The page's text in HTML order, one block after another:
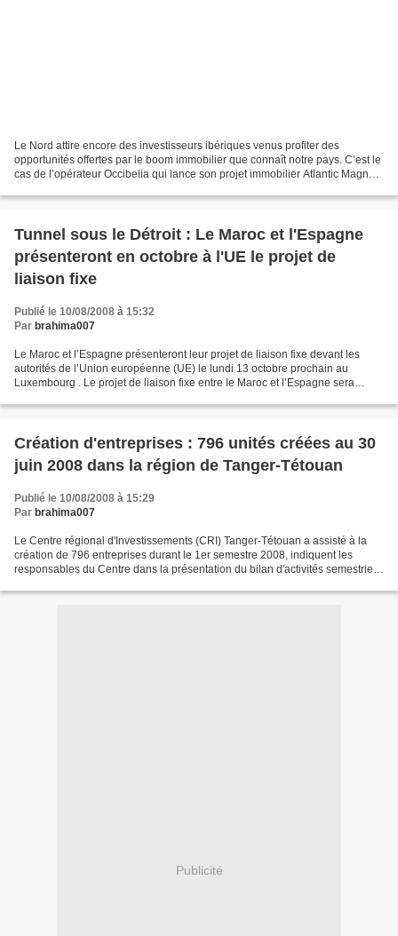
Le Nord attire encore des investisseurs ibériques venus profiter des
opportunités offertes par le boom immobilier que connaît notre pays. C’est le
cas de l’opérateur Occibelia qui lance son projet immobilier Atlantic Magna
Tunnel sous le Détroit : Le Maroc et l'Espagne
présenteront en octobre à l'UE le projet de
liaison fixe
Publié le 10/08/2008 à 15:32
Par brahima007
Le Maroc et l’Espagne présenteront leur projet de liaison fixe devant les
autorités de l’Union européenne (UE) le lundi 13 octobre prochain au
Luxembourg . Le projet de liaison fixe entre le Maroc et l’Espagne sera
Création d'entreprises : 796 unités créées au 30
juin 2008 dans la région de Tanger-Tétouan
Publié le 10/08/2008 à 15:29
Par brahima007
Le Centre régional d'Investissements (CRI) Tanger-Tétouan a assisté à la
création de 796 entreprises durant le 1er semestre 2008, indiquent les
responsables du Centre dans la présentation du bilan d'activités semestriel.
Publicité